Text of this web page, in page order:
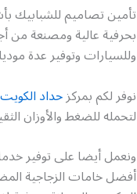
تأمين تصاميم للشبابيك
بحرفية عالية ومصنعة من
وللسيارات وتوفير عدة
نوفر لكم بمركزحداد الكويت
لتحمله للضغط والأوزان
ونعمل أيضا على توفير
أفضل خامات الزجاجية